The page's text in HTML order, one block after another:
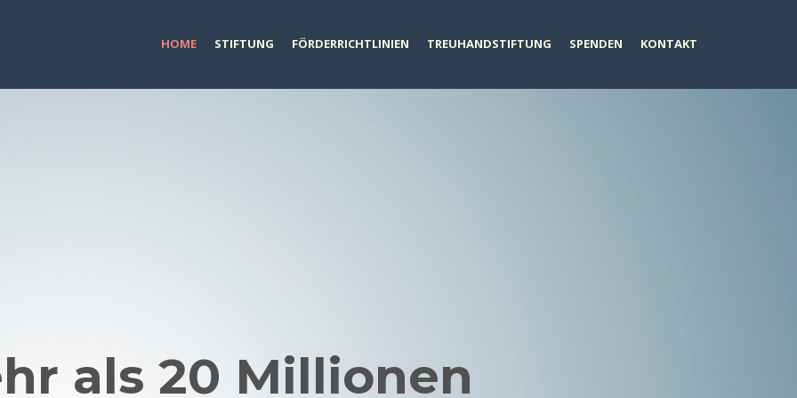
HOME STIFTUNG FÖRDERRICHTLINIEN TREUHANDSTIFTUNG SPENDEN KONTAKT
als 20 Millionen